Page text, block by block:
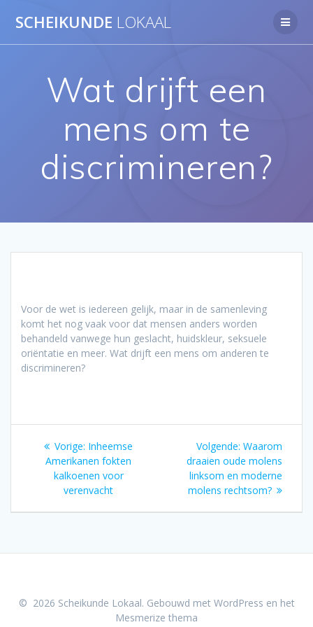
naar
SCHEIKUNDE LOKAAL
Wat drijft een
mens om te
discrimineren?
Voor de wet is iedereen gelijk, maar in de samenleving
komt het nog vaak voor dat mensen anders worden
behandeld vanwege hun geslacht, huidskleur, seksuele
oriëntatie en meer. Wat drijft een mens om anderen te
discrimineren?
Bericht
navigatie
Vorige: Vorig
bericht:
Inheemse
Amerikanen fokten
kalkoenen voor
verenvacht
Volgende: Volgend
bericht:
Waarom
draaien oude molens
linksom en moderne
molens rechtsom?
© 2026 Scheikunde Lokaal. Gebouwd met WordPress en het
Mesmerize thema